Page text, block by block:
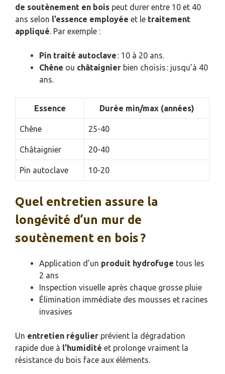
de soutènement en bois peut durer entre 10 et 40
ans selon l’essence employée et le traitement
appliqué. Par exemple :
Pin traité autoclave : 10 à 20 ans.
Chêne ou châtaignier bien choisis : jusqu’à 40
ans.
Essence Durée min/max (années)
Chêne 25-40
Châtaignier 20-40
Pin autoclave 10-20
Quel entretien assure la
longévité d’un mur de
soutènement en bois ?
Application d’un produit hydrofuge tous les
2 ans
Inspection visuelle après chaque grosse pluie
Élimination immédiate des mousses et racines
invasives
Un entretien régulier prévient la dégradation
rapide due à l’humidité et prolonge vraiment la
résistance du bois face aux éléments.